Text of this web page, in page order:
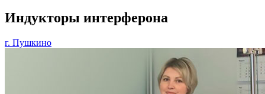
Индукторы интерферона
г. Пушкино